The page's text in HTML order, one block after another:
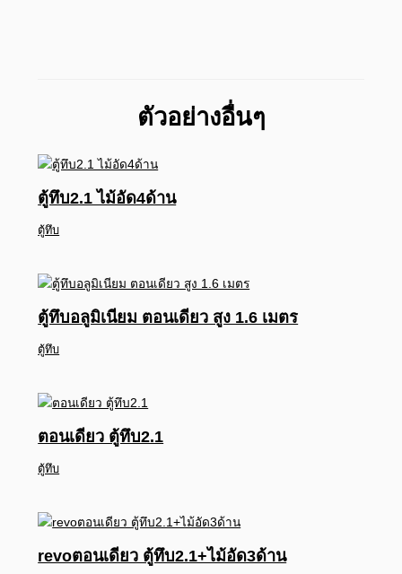
ตัวอย่างอื่นๆ
ตู้ทึบ2.1 ไม้อัด4ด้าน
ตู้ทึบ
ตู้ทึบอลูมิเนียม ตอนเดียว สูง 1.6 เมตร
ตู้ทึบ
ตอนเดียว ตู้ทึบ2.1
ตู้ทึบ
revoตอนเดียว ตู้ทึบ2.1+ไม้อัด3ด้าน